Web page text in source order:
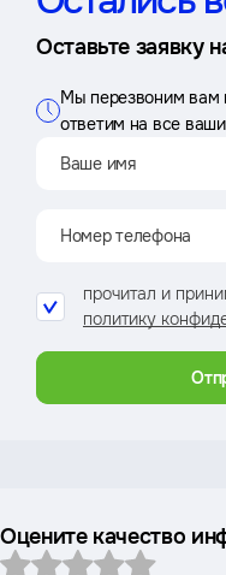
Оставьте заявку
Мы перезвоним вам
ответим на все
прочитал и
политику
Оцените качество